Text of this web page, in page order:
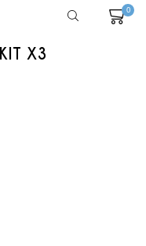
0
X3